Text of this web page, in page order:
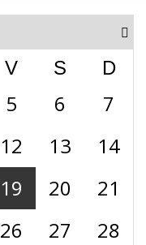
V S D
5 6
7
12 13
14
19 20
21
26 27
28